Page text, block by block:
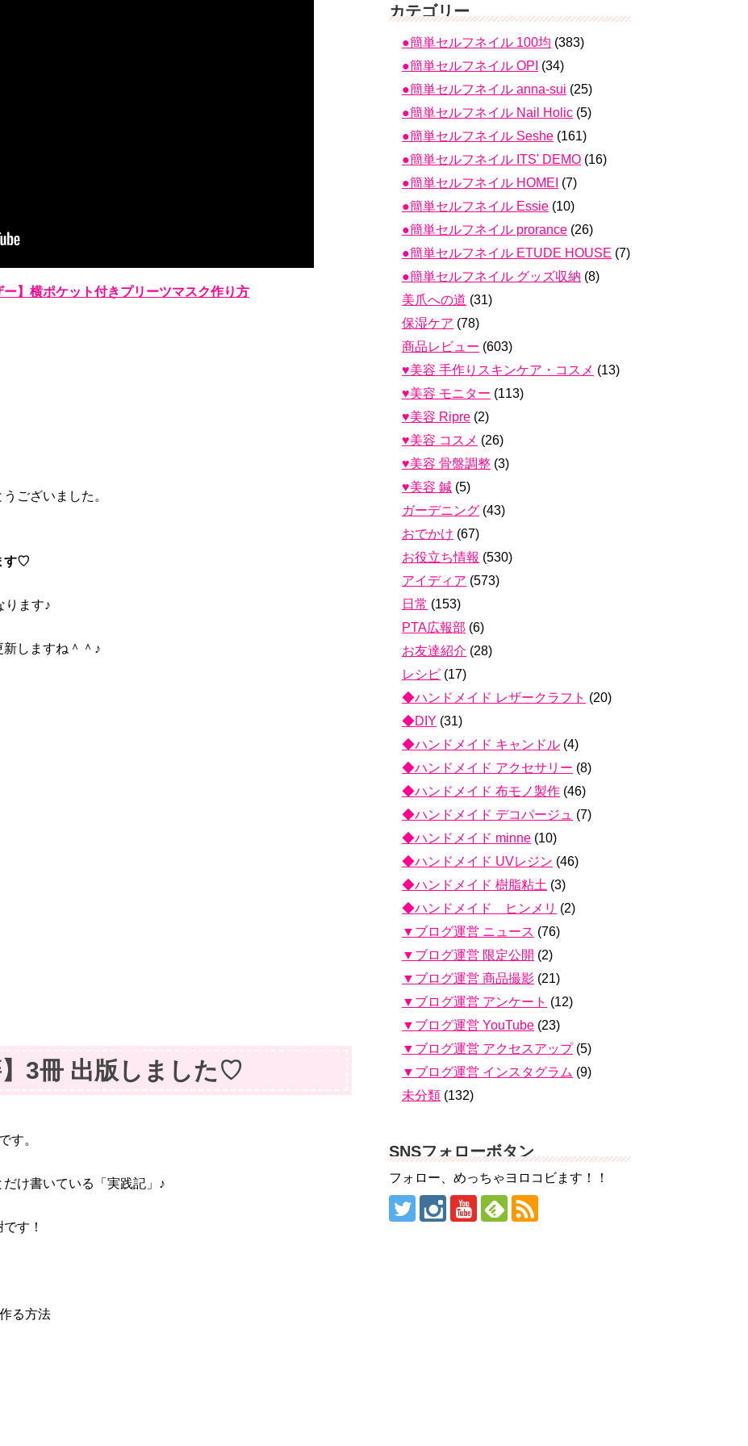
】横ポケット付きプリーツマスク作り方
ございました。
す♡
ります♪
しますね＾＾♪
】3冊 出版しました♡
す。
け書いている「実践記」♪
す！
る方法
カテゴリー
●簡単セルフネイル 100均 (383)
●簡単セルフネイル OPI (34)
●簡単セルフネイル anna-sui (25)
●簡単セルフネイル Nail Holic (5)
●簡単セルフネイル Seshe (161)
●簡単セルフネイル ITS' DEMO (16)
●簡単セルフネイル HOMEI (7)
●簡単セルフネイル Essie (10)
●簡単セルフネイル prorance (26)
●簡単セルフネイル ETUDE HOUSE (7)
●簡単セルフネイル グッズ収納 (8)
美爪への道 (31)
保湿ケア (78)
商品レビュー (603)
♥美容 手作りスキンケア・コスメ (13)
♥美容 モニター (113)
♥美容 Ripre (2)
♥美容 コスメ (26)
♥美容 骨盤調整 (3)
♥美容 鍼 (5)
ガーデニング (43)
おでかけ (67)
お役立ち情報 (530)
アイディア (573)
日常 (153)
PTA広報部 (6)
お友達紹介 (28)
レシピ (17)
◆ハンドメイド レザークラフト (20)
◆DIY (31)
◆ハンドメイド キャンドル (4)
◆ハンドメイド アクセサリー (8)
◆ハンドメイド 布モノ製作 (46)
◆ハンドメイド デコパージュ (7)
◆ハンドメイド minne (10)
◆ハンドメイド UVレジン (46)
◆ハンドメイド 樹脂粘土 (3)
◆ハンドメイド ヒンメリ (2)
▼ブログ運営 ニュース (76)
▼ブログ運営 限定公開 (2)
▼ブログ運営 商品撮影 (21)
▼ブログ運営 アンケート (12)
▼ブログ運営 YouTube (23)
▼ブログ運営 アクセスアップ(5)
▼ブログ運営 インスタグラム (9)
未分類 (132)
SNSフォローボタン
フォロー、めっちゃヨロコビます！！